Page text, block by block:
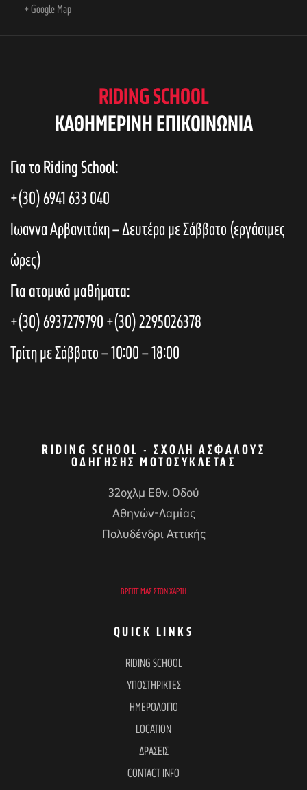
+ Google Map
RIDING SCHOOL
KAΘΗΜΕΡΙΝΗ ΕΠΙΚΟΙΝΩΝΙΑ
Για το Riding School:
+(30) 6941 633 040
Ιωαννα Αρβανιτάκη – Δευτέρα με Σάββατο (εργάσιμες
ώρες)
Για ατομικά μαθήματα:
+(30) 6937279790+(30) 2295026378
Τρίτη με Σάββατο – 10:00 – 18:00
RIDING SCHOOL - ΣΧΟΛΉ ΑΣΦΑΛΟΎΣ
ΟΔΉΓΗΣΗΣ ΜΟΤΟΣΥΚΛΈΤΑΣ
32οχλμ Εθν. Οδού
Αθηνών-Λαμίας
Πολυδένδρι Αττικής
ΒΡΕΊΤΕ ΜΑΣ ΣΤΟΝ ΧΆΡΤΗ
QUICK LINKS
RIDING SCHOOL
ΥΠΟΣΤΗΡΙΚΤΕΣ
ΗΜΕΡΟΛΟΓΙΟ
LOCATION
ΔΡΑΣΕΙΣ
CONTACT INFO